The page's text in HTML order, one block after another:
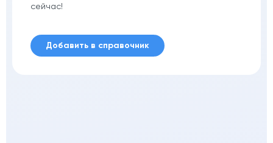
сейчас!
Добавить в справочник